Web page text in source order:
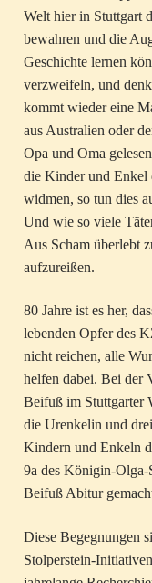
Welt hier in Stuttgart
bewahren und die
Geschichte lernen
verzweifeln, und
kommt wieder eine
aus Australien oder
Opa und Oma
die Kinder und Enkel
widmen, so tun dies
Und wie so viele
Aus Scham überlebt
aufzureißen.
80 Jahre ist es her,
lebenden Opfer des
nicht reichen, alle
helfen dabei. Bei der
Beifuß im Stuttgarter
die Urenkelin und
Kindern und Enkeln
9a des Königin-Olga-
Beifuß Abitur
Diese Begegnungen
Stolperstein-